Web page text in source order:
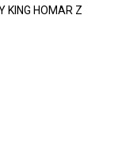
KING HOMAR Z